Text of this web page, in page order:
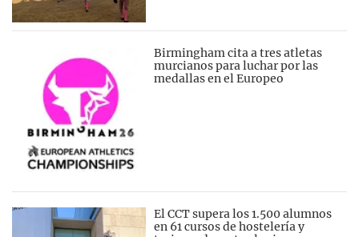
Birmingham cita a tres atletas
murcianos para luchar por las
medallas en el Europeo
El CCT supera los 1.500 alumnos
en 61 cursos de hostelería y